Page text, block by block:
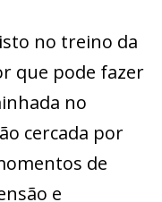
no treino da
que pode fazer
no
cercada por
de
e